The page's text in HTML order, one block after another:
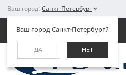
Ваш город: Санкт-Петербург
Ваш город Санкт-Петербург?
ДА НЕТ
Меню